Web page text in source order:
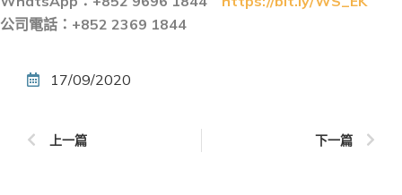
公司電話：+852 2369 1844
17/09/2020
上一篇 下一篇